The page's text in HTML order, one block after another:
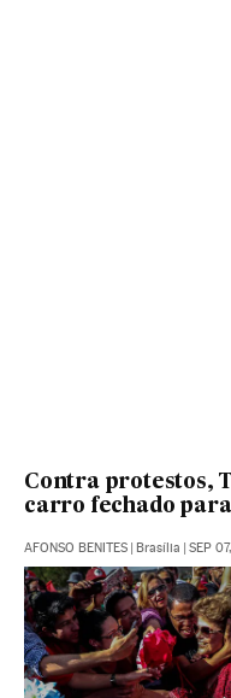
Contra protestos,
carro fechado para
AFONSO BENITES | Brasília | SEP